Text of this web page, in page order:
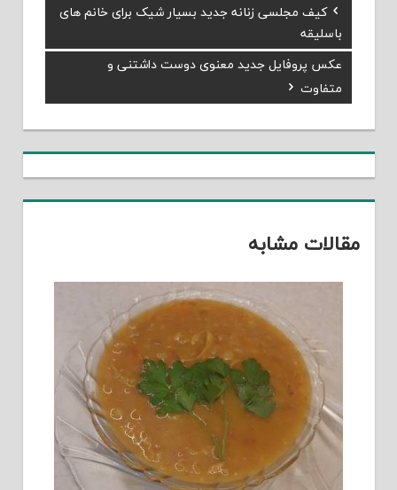
راهبری
نوشته
Previous
Post:
کیف مجلسی زنانه جدید بسیار شیک برای خانم های
باسلیقه
Next
Post:
عکس پروفایل جدید معنوی دوست داشتنی و
متفاوت
مقالات مشابه